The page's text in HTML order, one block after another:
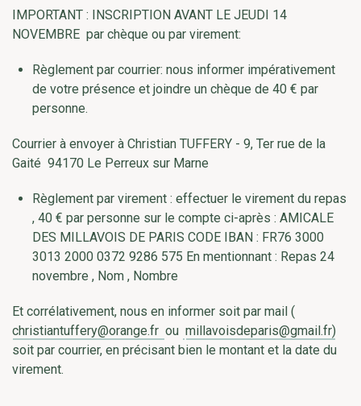
IMPORTANT : INSCRIPTION AVANT LE JEUDI 14
NOVEMBRE par chèque ou par virement:
Règlement par courrier: nous informer impérativement
de votre présence et joindre un chèque de 40 € par
personne.
Courrier à envoyer à Christian TUFFERY - 9, Ter rue de la
Gaité 94170 Le Perreux sur Marne
Règlement par virement : effectuer le virement du repas
, 40 € par personne sur le compte ci-après : AMICALE
DES MILLAVOIS DE PARIS CODE IBAN : FR76 3000
3013 2000 0372 9286 575 En mentionnant : Repas 24
novembre , Nom , Nombre
Et corrélativement, nous en informer soit par mail (
christiantuffery@orange.fr ou millavoisdeparis@gmail.fr)
soit par courrier, en précisant bien le montant et la date du
virement.